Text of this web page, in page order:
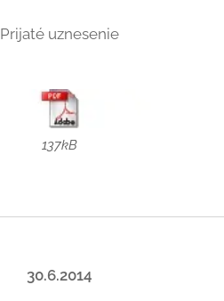
Prijaté uznesenie
137kB
30.6.2014